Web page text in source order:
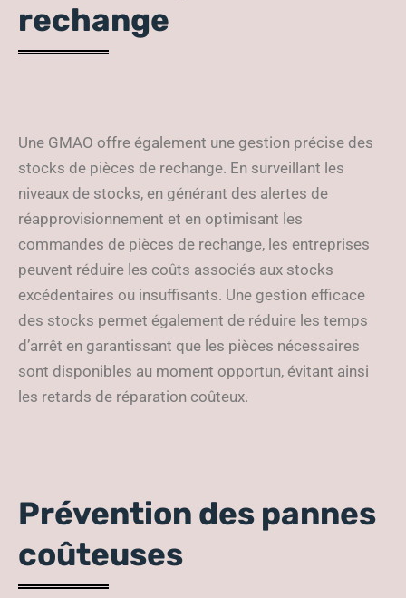
rechange
Une GMAO offre également une gestion précise des
stocks de pièces de rechange. En surveillant les
niveaux de stocks, en générant des alertes de
réapprovisionnement et en optimisant les
commandes de pièces de rechange, les entreprises
peuvent réduire les coûts associés aux stocks
excédentaires ou insuffisants. Une gestion efficace
des stocks permet également de réduire les temps
d’arrêt en garantissant que les pièces nécessaires
sont disponibles au moment opportun, évitant ainsi
les retards de réparation coûteux.
Prévention des pannes
coûteuses